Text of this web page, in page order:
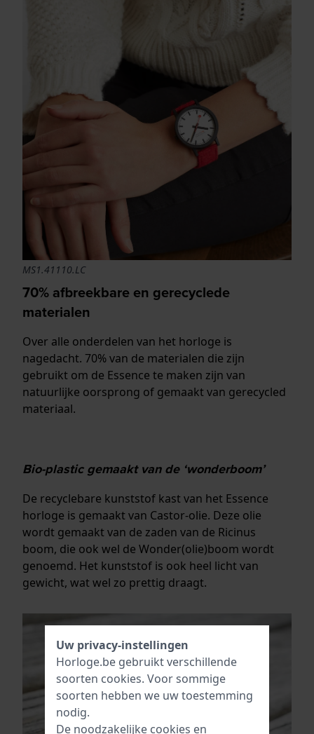
MS1.41110.LC
70% afbreekbare en gerecyclede
materialen
Over alle onderdelen van het horloge is
nagedacht. 70% van de materialen die zijn
gebruikt om de Essence te maken zijn van
natuurlijke oorsprong of gemaakt van gerecycled
materiaal.
Bio-plastic gemaakt van de ‘wonderboom’
De recyclebare kunststof kast van het Essence
horloge is gemaakt van Castor-olie. Deze olie
wordt gemaakt van de zaden van de Ricinus
boom, die ook wel de Wonder(olie)boom wordt
genoemd. Het kunststof is ook heel licht van
gewicht, wat wel zo prettig draagt.
Uw privacy-instellingen
Horloge.be gebruikt verschillende
soorten cookies. Voor sommige
soorten hebben we uw toestemming
nodig.
De noodzakelijke cookies en